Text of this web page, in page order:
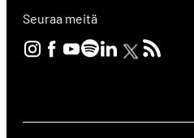
Seuraa meitä